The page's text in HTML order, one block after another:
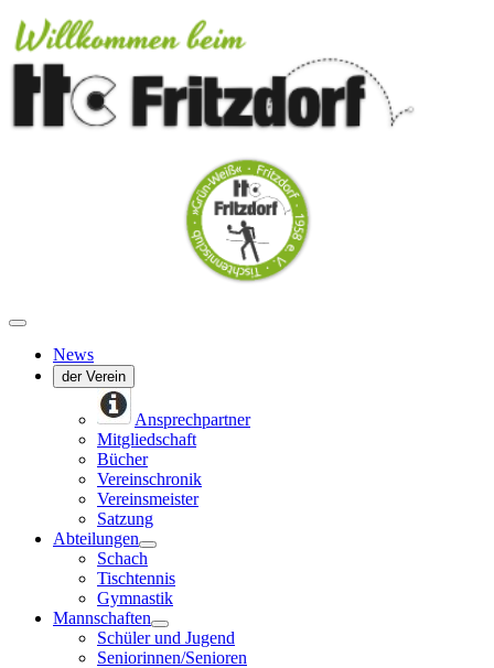
News
der Verein
Ansprechpartner
Mitgliedschaft
Bücher
Vereinschronik
Vereinsmeister
Satzung
Abteilungen
Schach
Tischtennis
Gymnastik
Mannschaften
Schüler und Jugend
Seniorinnen/Senioren